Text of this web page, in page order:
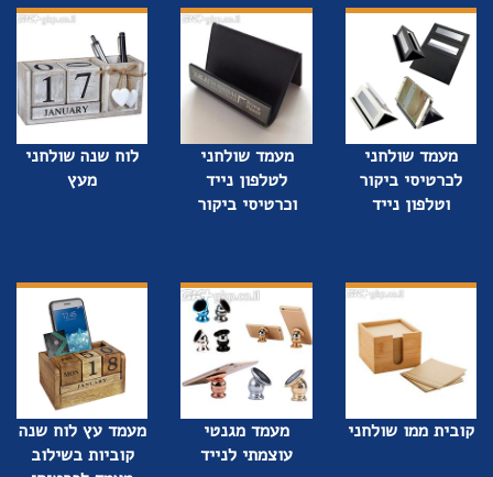
מעמד שולחני
לכרטיסי ביקור
וטלפון נייד
מעמד שולחני
לטלפון נייד
וכרטיסי ביקור
לוח שנה שולחני
מעץ
קובית ממו שולחני
מעמד מגנטי
עוצמתי לנייד
מעמד עץ לוח שנה
קוביות בשילוב